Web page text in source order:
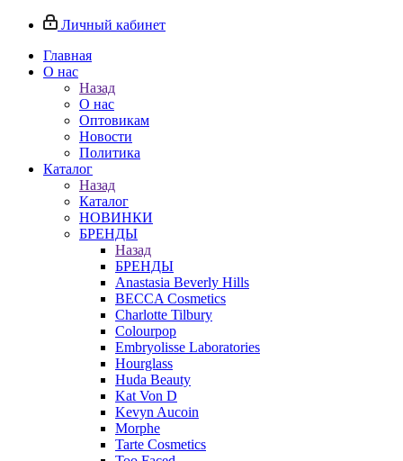
Личный кабинет
Главная
О нас
Назад
О нас
Оптовикам
Новости
Политика
Каталог
Назад
Каталог
НОВИНКИ
БРЕНДЫ
Назад
БРЕНДЫ
Anastasia Beverly Hills
BECCA Cosmetics
Charlotte Tilbury
Colourpop
Embryolisse Laboratories
Hourglass
Huda Beauty
Kat Von D
Kevyn Aucoin
Morphe
Tarte Cosmetics